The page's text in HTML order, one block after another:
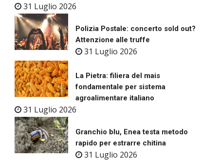
31 Luglio 2026
Polizia Postale: concerto sold out?
Attenzione alle truffe
31 Luglio 2026
La Pietra: filiera del mais
fondamentale per sistema
agroalimentare italiano
31 Luglio 2026
Granchio blu, Enea testa metodo
rapido per estrarre chitina
31 Luglio 2026